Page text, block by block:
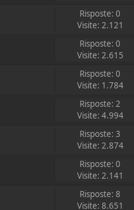
Risposte: 0
Visite: 2.121
Risposte: 0
Visite: 2.615
Risposte: 0
Visite: 1.784
Risposte: 2
Visite: 4.994
Risposte: 3
Visite: 2.874
Risposte: 0
Visite: 2.141
Risposte: 8
Visite: 8.651